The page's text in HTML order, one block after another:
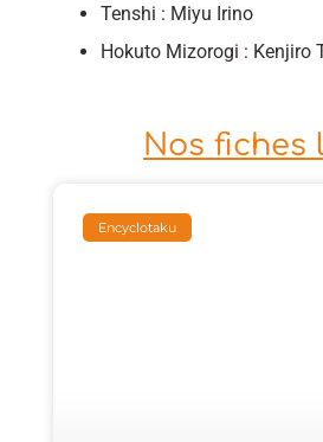
Tenshi : Miyu Irino
Hokuto Mizorogi : Kenjiro
Nos fiches
Encyclotaku